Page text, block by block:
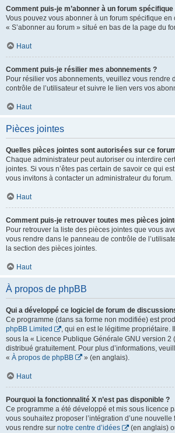
Comment puis-je m’abonner à un forum spécifique
Vous pouvez vous abonner à un forum spécifique en
« S’abonner au forum » situé en bas de la page du
Haut
Comment puis-je résilier mes abonnements ?
Pour résilier vos abonnements, veuillez vous rendre
contrôle de l’utilisateur et suivre le lien vers vos
Haut
Pièces jointes
Quelles pièces jointes sont autorisées sur ce
Chaque administrateur peut autoriser ou interdire
jointes. Si vous n’êtes pas certain de savoir ce qui
vous invitons à contacter un administrateur du forum.
Haut
Comment puis-je retrouver toutes mes pièces
Pour retrouver la liste des pièces jointes que vous
vous rendre dans le panneau de contrôle de
la section des pièces jointes.
Haut
À propos de phpBB
Qui a développé ce logiciel de forum de
Ce programme (dans sa forme non modifiée) est
phpBB Limited
, qui en est le légitime propriétaire.
sous la « Licence Publique Générale GNU version 2
distribué gratuitement. Pour plus d’informations,
« À propos de phpBB » (en anglais).
Haut
Pourquoi la fonctionnalité X n’est pas disponible ?
Ce programme a été développé et mis sous licence
vous souhaitez proposer l’intégration d’une
vous rendre sur notre centre d’idées
(en anglais)